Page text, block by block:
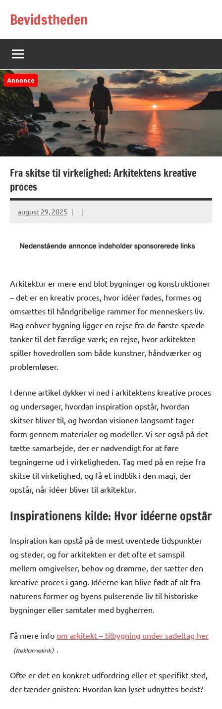
Bevidstheden
Annonce
Fra skitse til virkelighed: Arkitektens kreative
proces
august 29, 2025
Arkitektur er mere end blot bygninger og konstruktioner
– det er en kreativ proces, hvor idéer fødes, formes og
omsættes til håndgribelige rammer for menneskers liv.
Bag enhver bygning ligger en rejse fra de første spæde
tanker til det færdige værk; en rejse, hvor arkitekten
spiller hovedrollen som både kunstner, håndværker og
problemløser.
I denne artikel dykker vi ned i arkitektens kreative proces
og undersøger, hvordan inspiration opstår, hvordan
skitser bliver til, og hvordan visionen langsomt tager
form gennem materialer og modeller. Vi ser også på det
tætte samarbejde, der er nødvendigt for at føre
tegningerne ud i virkeligheden. Tag med på en rejse fra
skitse til virkelighed, og få et indblik i den magi, der
opstår, når idéer bliver til arkitektur.
Inspirationens kilde: Hvor idéerne opstår
Inspiration kan opstå på de mest uventede tidspunkter
og steder, og for arkitekten er det ofte et samspil
mellem omgivelser, behov og drømme, der sætter den
kreative proces i gang. Idéerne kan blive født af alt fra
naturens former og byens pulserende liv til historiske
bygninger eller samtaler med bygherren.
Få mere info om arkitekt – tilbygning under sadeltag her
.
Ofte er det en konkret udfordring eller et specifikt sted,
der tænder gnisten: Hvordan kan lyset udnyttes bedst?